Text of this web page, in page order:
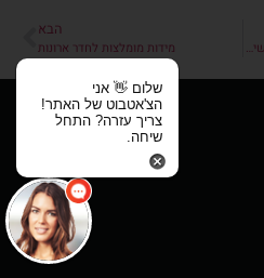
פתרונות אחסון חכמים לארונות בחדר שינה
הבא
מידות מומלצות לחדר ארונות
שלום 👋 אני
הצ'אטבוט של האתר!
צריך עזרה? התחל
שיחה.